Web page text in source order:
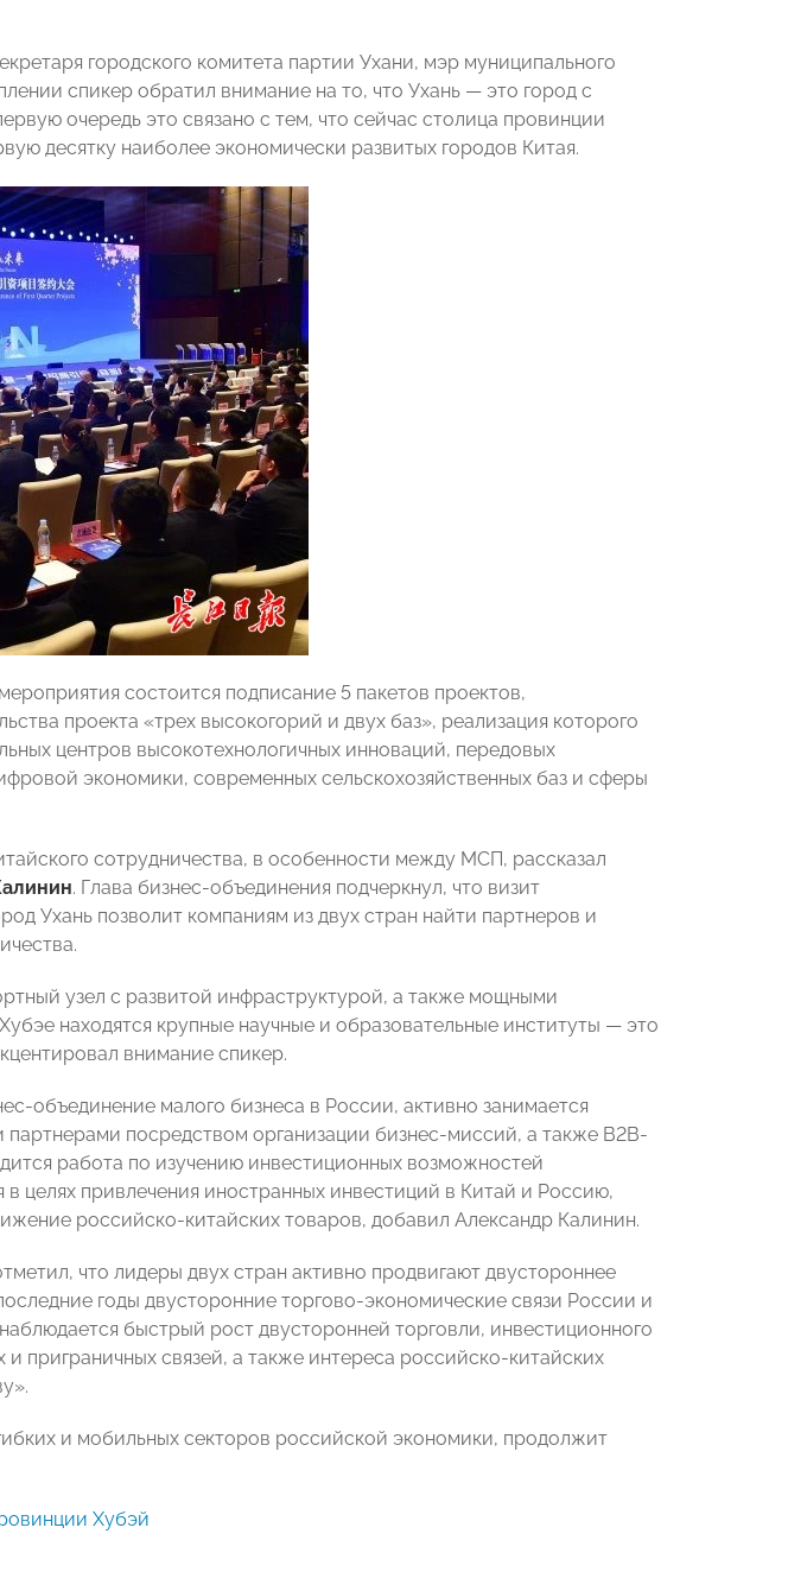
городского комитета партии Ухани, мэр муниципального
спикер обратил внимание на то, что Ухань — это город с
очередь это связано с тем, что сейчас столица провинции
десятку наиболее экономически развитых городов Китая.
состоится подписание 5 пакетов проектов,
проекта «трех высокогорий и двух баз», реализация которого
центров высокотехнологичных инноваций, передовых
экономики, современных сельскохозяйственных баз и сферы
сотрудничества, в особенности между МСП, рассказал
. Глава бизнес-объединения подчеркнул, что визит
Ухань позволит компаниям из двух стран найти партнеров и
узел с развитой инфраструктурой, а также мощными
находятся крупные научные и образовательные институты — это
внимание спикер.
объединение малого бизнеса в России, активно занимается
посредством организации бизнес-миссий, а также B2B-
работа по изучению инвестиционных возможностей
в целях привлечения иностранных инвестиций в Китай и Россию,
российско-китайских товаров, добавил Александр Калинин.
что лидеры двух стран активно продвигают двустороннее
годы двусторонние торгово-экономические связи России и
быстрый рост двусторонней торговли, инвестиционного
и приграничных связей, а также интереса российско-китайских
и мобильных секторов российской экономики, продолжит
Хубэй